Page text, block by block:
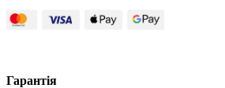
Гарантія